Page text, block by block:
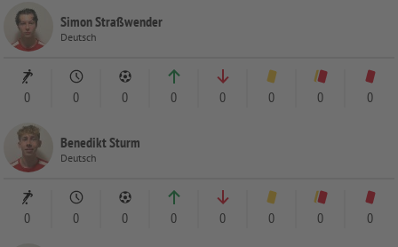
Simon Straßwender
Deutsch
0 0 0 0 0 0 0 0
Benedikt Sturm
Deutsch
0 0 0 0 0 0 0 0